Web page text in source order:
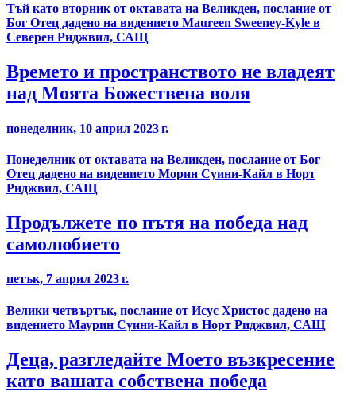
Тъй като вторник от октавата на Великден, послание от
Бог Отец дадено на видението Maureen Sweeney-Kyle в
Северен Риджвил, САЩ
Времето и пространството не владеят
над Моята Божествена воля
понеделник, 10 април 2023 г.
Понеделник от октавата на Великден, послание от Бог
Отец дадено на видението Морин Суини-Кайл в Норт
Риджвил, САЩ
Продължете по пътя на победа над
самолюбието
петък, 7 април 2023 г.
Велики четвъртък, послание от Исус Христос дадено на
видението Маурин Суини-Кайл в Норт Риджвил, САЩ
Деца, разгледайте Моето възкресение
като вашата собствена победа